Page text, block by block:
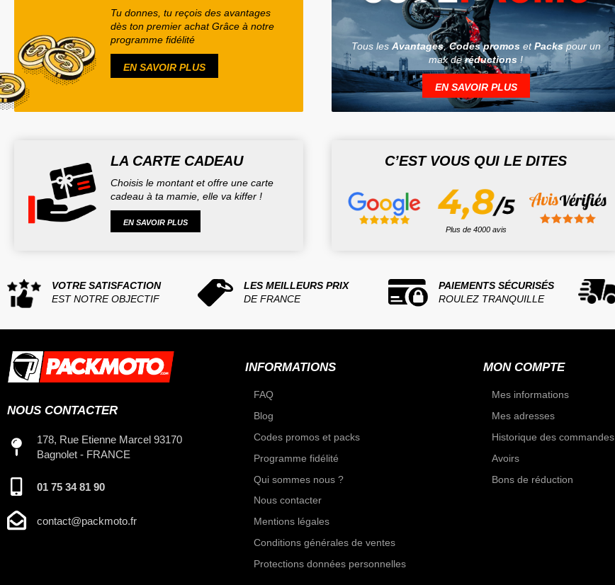
Tu donnes, tu reçois des avantages
dès ton premier achat Grâce à notre
programme fidélité
EN SAVOIR PLUS
Tous les Avantages,Codes promosetPackspour un
max deréductions !
EN SAVOIR PLUS
LA CARTE CADEAU
Choisis le montant et offre une carte
cadeau à ta mamie, elle va kiffer !
EN SAVOIR PLUS
C’EST VOUS QUI LE DITES
Plus de 4000 avis
VOTRE SATISFACTION
EST NOTRE OBJECTIF
LES MEILLEURS PRIX
DE FRANCE
PAIEMENTS SÉCURISÉS
ROULEZ TRANQUILLE
NOUS CONTACTER
178, Rue Etienne Marcel 93170
Bagnolet - FRANCE
01 75 34 81 90
contact@packmoto.fr
INFORMATIONS
FAQ
Blog
Codes promos et packs
Programme fidélité
Qui sommes nous ?
Nous contacter
Mentions légales
Conditions générales de ventes
Protections données personnelles
MON COMPTE
Mes informations
Mes adresses
Historique des commandes
Avoirs
Bons de réduction